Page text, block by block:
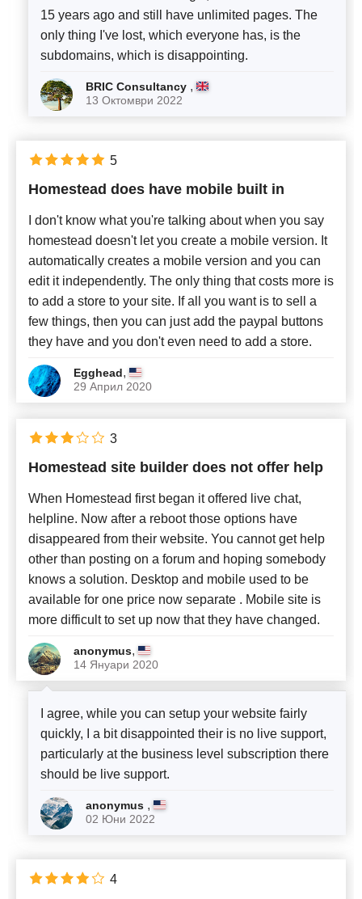
15 years ago and still have unlimited pages. The
only thing I've lost, which everyone has, is the
subdomains, which is disappointing.
BRIC Consultancy ,
13 Октомври 2022
Homestead does have mobile built in
I don't know what you're talking about when you say
homestead doesn't let you create a mobile version. It
automatically creates a mobile version and you can
edit it independently. The only thing that costs more is
to add a store to your site. If all you want is to sell a
few things, then you can just add the paypal buttons
they have and you don't even need to add a store.
Egghead,
29 Април 2020
5
Homestead site builder does not offer help
When Homestead first began it offered live chat,
helpline. Now after a reboot those options have
disappeared from their website. You cannot get help
other than posting on a forum and hoping somebody
knows a solution. Desktop and mobile used to be
available for one price now separate . Mobile site is
more difficult to set up now that they have changed.
anonymus,
14 Януари 2020
3
I agree, while you can setup your website fairly
quickly, I a bit disappointed their is no live support,
particularly at the business level subscription there
should be live support.
anonymus ,
02 Юни 2022
4